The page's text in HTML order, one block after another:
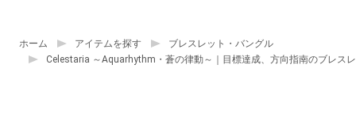
ホーム アイテムを探す
ブレスレット・バングル
Celestaria ～Aquarhythm・蒼の律動～｜目標達成、方向指南のブレス